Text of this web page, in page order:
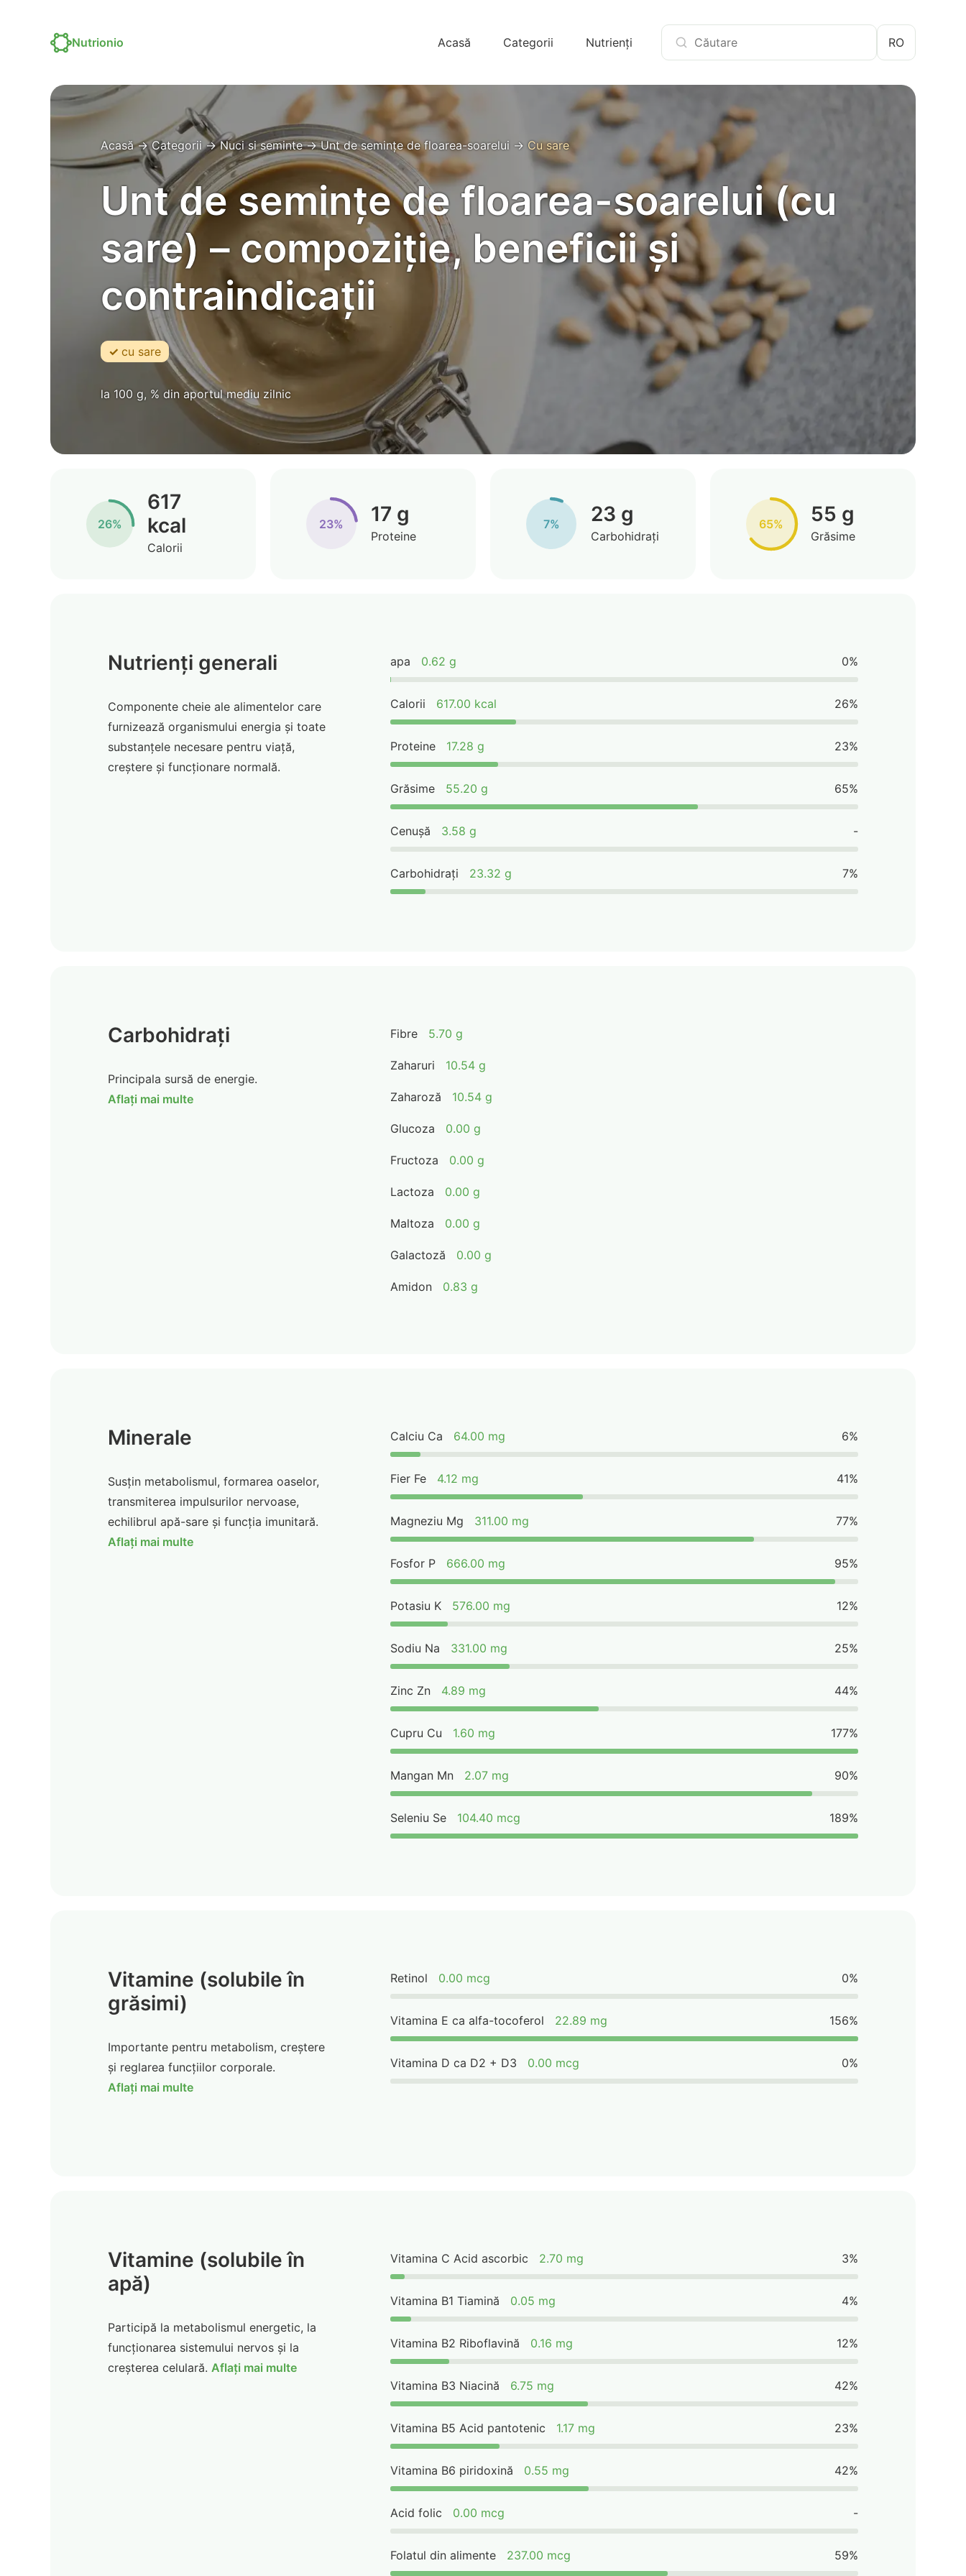
Nutrionio RO
Acasă Categorii Nutrienți
Acasă→Categorii→Nuci si seminte→Unt de semințe de floarea-soarelui → Cu sare
Unt de semințe de floarea-soarelui (cu
sare) – compoziție, beneficii și
contraindicații
cu sare
la 100 g, % din aportul mediu zilnic
26%
617
kcal
Calorii
23% 17 g
Proteine
7% 23 g
Carbohidrați
65% 55 g
Grăsime
Nutrienți generali
Componente cheie ale alimentelor care
furnizează organismului energia și toate
substanțele necesare pentru viață,
creștere și funcționare normală.
apa 0.62 g 0%
Calorii 617.00 kcal 26%
Proteine 17.28 g 23%
Grăsime 55.20 g 65%
Cenușă 3.58 g -
Carbohidrați 23.32 g 7%
Carbohidrați
Principala sursă de energie.
Aflați mai multe
Fibre 5.70 g
Zaharuri 10.54 g
Zaharoză 10.54 g
Glucoza 0.00 g
Fructoza 0.00 g
Lactoza 0.00 g
Maltoza 0.00 g
Galactoză 0.00 g
Amidon 0.83 g
Minerale
Susțin metabolismul, formarea oaselor,
transmiterea impulsurilor nervoase,
echilibrul apă-sare și funcția imunitară.
Aflați mai multe
Calciu Ca 64.00 mg 6%
Fier Fe 4.12 mg 41%
Magneziu Mg 311.00 mg 77%
Fosfor P 666.00 mg 95%
Potasiu K 576.00 mg 12%
Sodiu Na 331.00 mg 25%
Zinc Zn 4.89 mg 44%
Cupru Cu 1.60 mg 177%
Mangan Mn 2.07 mg 90%
Seleniu Se 104.40 mcg 189%
Vitamine (solubile în
grăsimi)
Importante pentru metabolism, creștere
și reglarea funcțiilor corporale.
Aflați mai multe
Retinol 0.00 mcg 0%
Vitamina E ca alfa-tocoferol 22.89 mg 156%
Vitamina D ca D2 + D3 0.00 mcg 0%
Vitamine (solubile în
apă)
Participă la metabolismul energetic, la
funcționarea sistemului nervos și la
creșterea celulară. Aflați mai multe
Vitamina C Acid ascorbic 2.70 mg 3%
Vitamina B1 Tiamină 0.05 mg 4%
Vitamina B2 Riboflavină 0.16 mg 12%
Vitamina B3 Niacină 6.75 mg 42%
Vitamina B5 Acid pantotenic 1.17 mg 23%
Vitamina B6 piridoxină 0.55 mg 42%
Acid folic 0.00 mcg -
Folatul din alimente 237.00 mcg 59%